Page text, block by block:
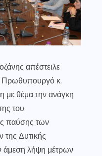
απέστειλε
Πρωθυπουργό κ.
με θέμα την ανάγκη
του
παύσης των
της Δυτικής
άμεση λήψη μέτρων